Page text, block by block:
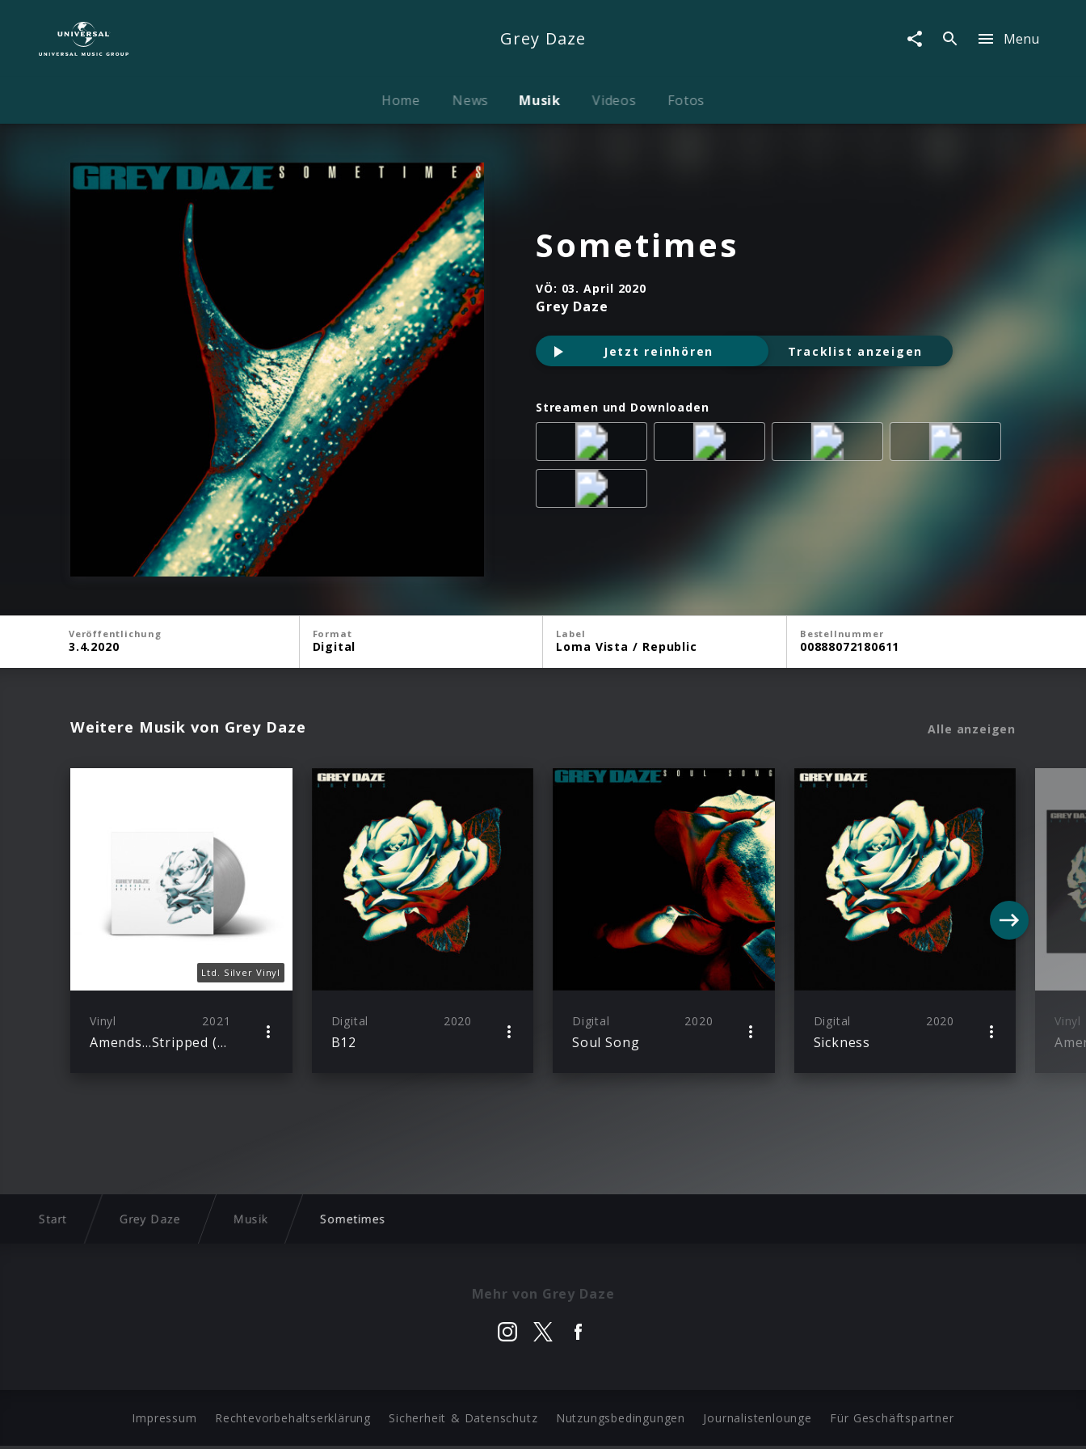
Grey Daze Menu
Home News Musik Videos Fotos
Sometimes
VÖ: 03. April 2020
Grey Daze
Jetzt reinhören Tracklist anzeigen
Streamen und Downloaden
Veröffentlichung
3.4.2020
Format
Digital
Label
Loma Vista / Republic
Bestellnummer
00888072180611
Weitere Musik von Grey Daze Alle anzeigen
Ltd. Silver Vinyl
Vinyl 2021
Amends…Stripped (Ltd. Silver Vinyl)
Digital 2020
B12
Digital 2020
Soul Song
Digital 2020
Sickness
Vinyl
Start Grey Daze Musik Sometimes
Mehr von Grey Daze
Impressum Rechtevorbehaltserklärung Sicherheit & Datenschutz Nutzungsbedingungen Journalistenlounge Für Geschäftspartner